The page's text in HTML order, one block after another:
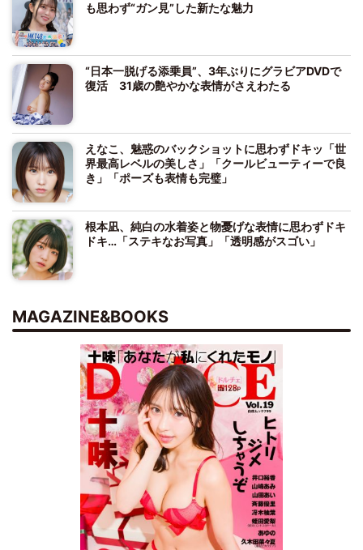
も思わず“ガン見”した新たな魅力
“日本一脱げる添乗員”、3年ぶりにグラビアDVDで
復活 31歳の艶やかな表情がさえわたる
えなこ、魅惑のバックショットに思わずドキッ「世
界最高レベルの美しさ」「クールビューティーで良
き」「ポーズも表情も完璧」
根本凪、純白の水着姿と物憂げな表情に思わずドキ
ドキ…「ステキなお写真」「透明感がスゴい」
MAGAZINE&BOOKS